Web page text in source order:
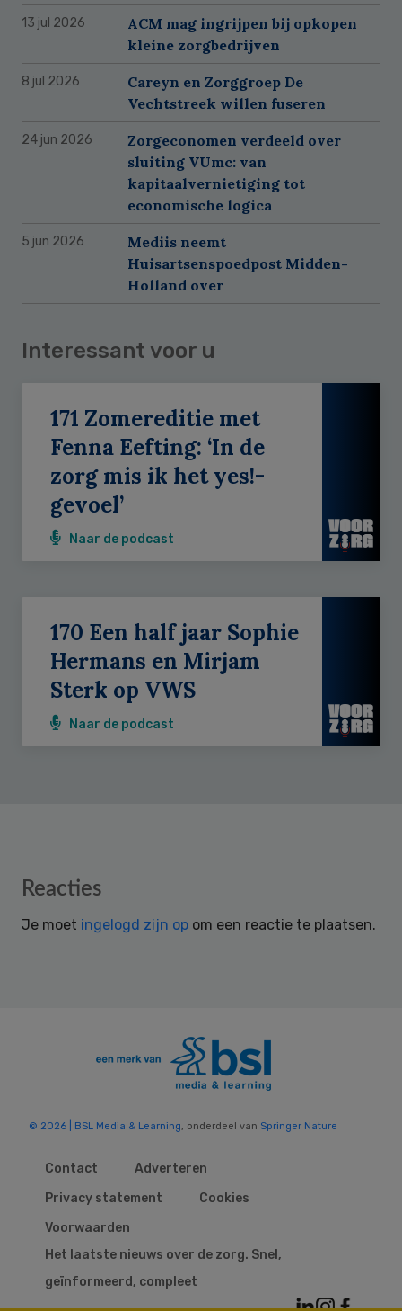
13 jul 2026
ACM mag ingrijpen bij opkopen
kleine zorgbedrijven
8 jul 2026
Careyn en Zorggroep De
Vechtstreek willen fuseren
24 jun 2026
Zorgeconomen verdeeld over
sluiting VUmc: van
kapitaalvernietiging tot
economische logica
5 jun 2026
Mediis neemt
Huisartsenspoedpost Midden-
Holland over
Interessant voor u
171 Zomereditie met
Fenna Eefting: ‘In de
zorg mis ik het yes!-
gevoel’
Naar de podcast
170 Een half jaar Sophie
Hermans en Mirjam
Sterk op VWS
Naar de podcast
Reader
Reacties
Je moet ingelogd zijn op om een reactie te plaatsen.
© 2026 | BSL Media & Learning , onderdeel van Springer Nature
Contact
Adverteren
Privacy statement
Cookies
Voorwaarden
Het laatste nieuws over de zorg. Snel,
geïnformeerd, compleet